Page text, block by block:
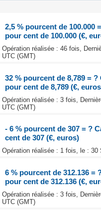
2,5 % pourcent de 100.000
pour cent de 100.000 (€,
Opération réalisée : 46 fois,
UTC (GMT)
32 % pourcent de 8,789 =
pour cent de 8,789 (€,
Opération réalisée : 3 fois,
UTC (GMT)
- 6 % pourcent de 307 = ?
cent de 307 (€, euros)
Opération réalisée : 1 fois, le : 30
6 % pourcent de 312.136 =
pour cent de 312.136 (€,
Opération réalisée : 3 fois,
UTC (GMT)